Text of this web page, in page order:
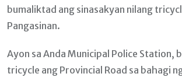
bumaliktad ang sinasakyan nilang
Pangasinan.
Ayon sa Anda Municipal Police Station,
tricycle ang Provincial Road sa bahagi